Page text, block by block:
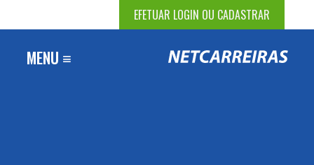
EFETUAR LOGIN OU CADASTRAR
MENU ≡